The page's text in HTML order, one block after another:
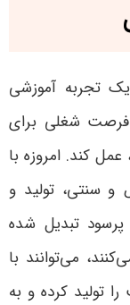
یک تجربه آموزشی
فرصت شغلی برای
کند. امروزه با
و سنتی، تولید و
تبدیل شده
می‌توانند با
تولید کرده و به